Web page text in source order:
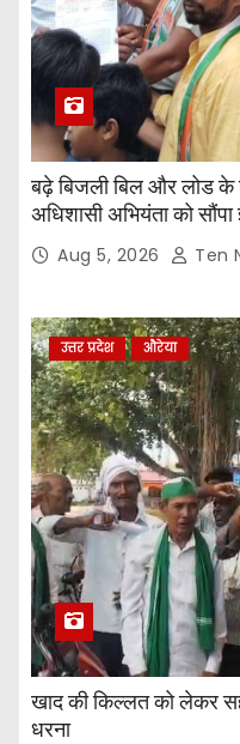
बढ़े बिजली बिल और लोड के
अधिशासी अभियंता को सौंपा
Aug 5, 2026 Ten
उत्तर प्रदेश औरेया
खाद की किल्लत को लेकर
धरना